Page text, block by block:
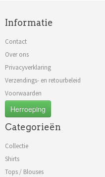
Informatie
Contact
Over ons
Privacyverklaring
Verzendings- en retourbeleid
Voorwaarden
Herroeping
Categorieën
Collectie
Shirts
Tops / Blouses